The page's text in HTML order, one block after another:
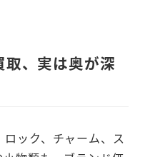
、実は奥が深
ック、チャーム、ス